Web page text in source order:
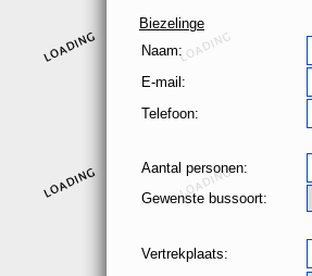
Biezelinge
Naam:
E-mail:
Telefoon:
Aantal personen:
Gewenste bussoort:
Vertrekplaats: